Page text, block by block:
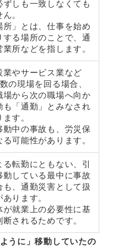
ずしも一致しなくても
。
所」とは、仕事を始め
する場所のことで、通
所などを指します。
業やサービス業など
の現場を回る場合、
場から次の職場へ向か
も「通勤」とみなされ
す。
動中の事故も、労災保
可能性があります。
転勤にともない、引
動している最中に事故
も、通勤災害として扱
ります。
が就業上の必要性に基
されるためです。
うに」移動していたの